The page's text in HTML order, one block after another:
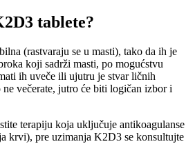
tablete?
(rastvaraju se u masti), tako da ih je
koji sadrži masti, po mogućstvu
ih uveče ili ujutru je stvar ličnih
večerate, jutro će biti logičan izbor i
terapiju koja uključuje antikoagulanse
krvi), pre uzimanja K2D3 se konsultujte